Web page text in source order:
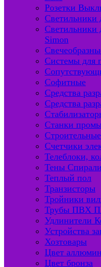
Розетки
Светильники
Светильники
Simon
Системы для
Софитные
Средства
Средства
Станки
Счетчики
Телеблоки,
Тены Спирали
Теплый пол
Транзисторы
Тройники
Трубы ПВХ
Удлинители
Устройства
Хозтовары
Цвет
Цвет бронза